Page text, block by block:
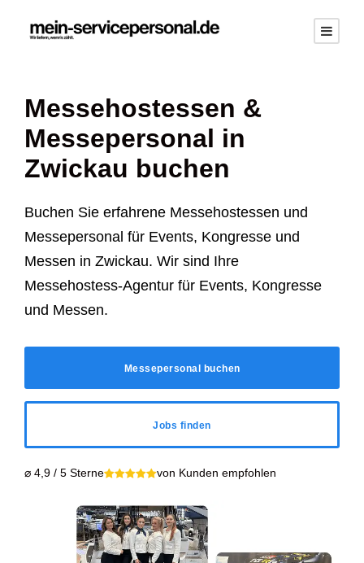
Messehostessen &
Messepersonal in
Zwickau buchen
Buchen Sie erfahrene Messehostessen und
Messepersonal für Events, Kongresse und
Messen in Zwickau. Wir sind Ihre
Messehostess-Agentur für Events, Kongresse
und Messen.
Messepersonal buchen
Jobs finden
⌀ 4,9 / 5 Sterne von Kunden empfohlen